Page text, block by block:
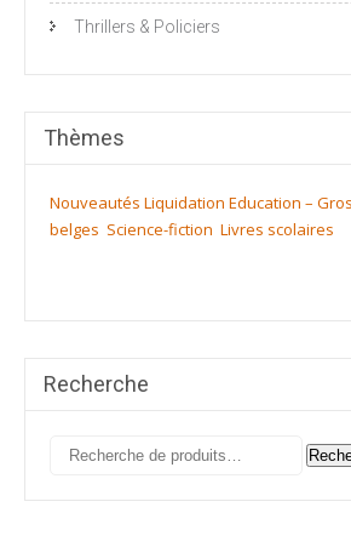
Thrillers & Policiers
Thèmes
Nouveautés Liquidation Education –
belges Science-fiction Livres scolaires
Recherche
Recherche